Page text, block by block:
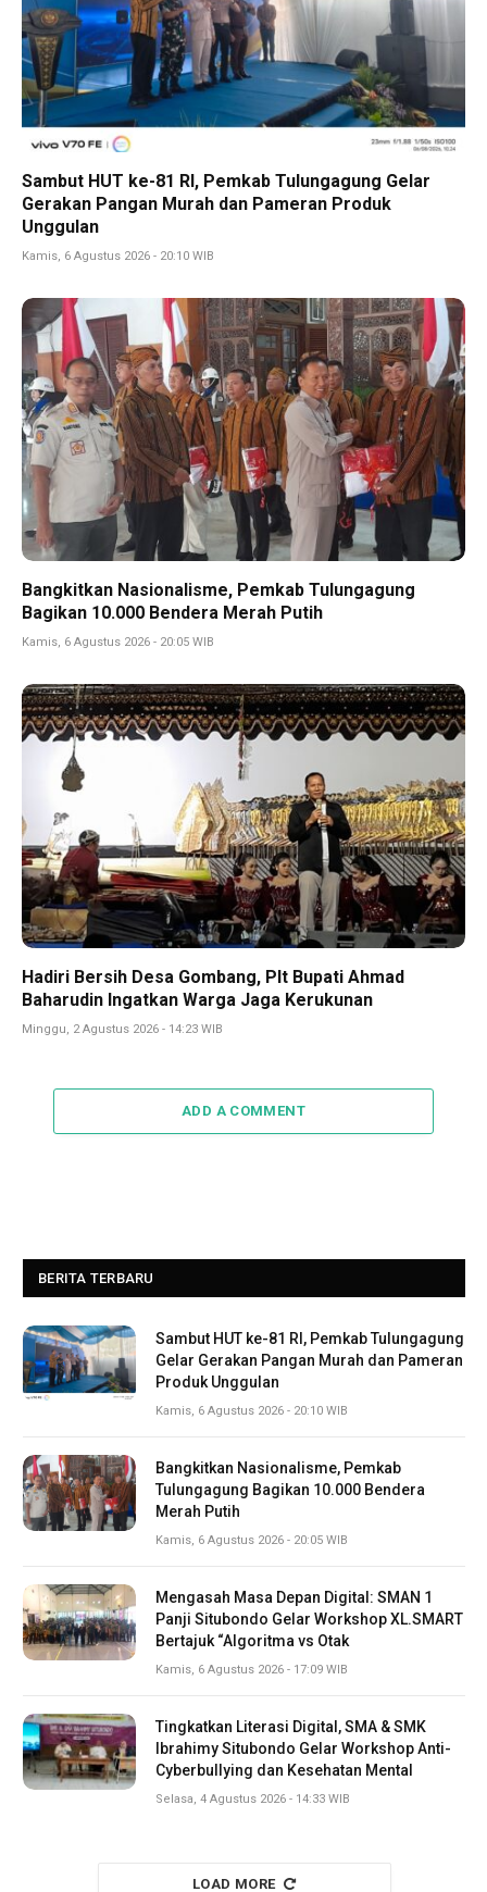
Sambut HUT ke-81 RI, Pemkab Tulungagung Gelar
Gerakan Pangan Murah dan Pameran Produk
Unggulan
Kamis, 6 Agustus 2026 - 20:10 WIB
Bangkitkan Nasionalisme, Pemkab Tulungagung
Bagikan 10.000 Bendera Merah Putih
Kamis, 6 Agustus 2026 - 20:05 WIB
Hadiri Bersih Desa Gombang, Plt Bupati Ahmad
Baharudin Ingatkan Warga Jaga Kerukunan
Minggu, 2 Agustus 2026 - 14:23 WIB
ADD A COMMENT
BERITA TERBARU
Sambut HUT ke-81 RI, Pemkab Tulungagung
Gelar Gerakan Pangan Murah dan Pameran
Produk Unggulan
Kamis, 6 Agustus 2026 - 20:10 WIB
Bangkitkan Nasionalisme, Pemkab
Tulungagung Bagikan 10.000 Bendera
Merah Putih
Kamis, 6 Agustus 2026 - 20:05 WIB
Mengasah Masa Depan Digital: SMAN 1
Panji Situbondo Gelar Workshop XL.SMART
Bertajuk “Algoritma vs Otak
Kamis, 6 Agustus 2026 - 17:09 WIB
Tingkatkan Literasi Digital, SMA & SMK
Ibrahimy Situbondo Gelar Workshop Anti-
Cyberbullying dan Kesehatan Mental
Selasa, 4 Agustus 2026 - 14:33 WIB
LOAD MORE